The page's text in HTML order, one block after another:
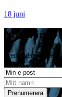
18 juni
Missa
Prenumerera